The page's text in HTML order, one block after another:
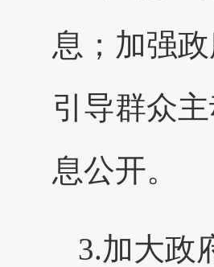
息；加强
引导群众
息公开。
3.加大政